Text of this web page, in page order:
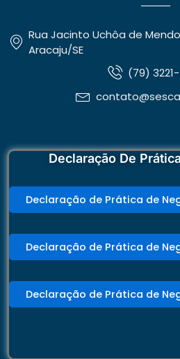
Rua Jacinto Uchôa de
Aracaju/SE
(79)
Declaração De
Declaração de Prática de
Declaração de Prática de
Declaração de Prática de